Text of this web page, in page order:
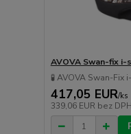
AVOVA Swan-fix i-
🧪 AVOVA Swan-Fix
417,05 EUR/ks
339,06 EUR bez DPH